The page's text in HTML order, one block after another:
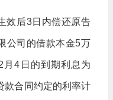
效后3日内偿还原告
公司的借款本金5万
月4日的到期利息为
款合同约定的利率计